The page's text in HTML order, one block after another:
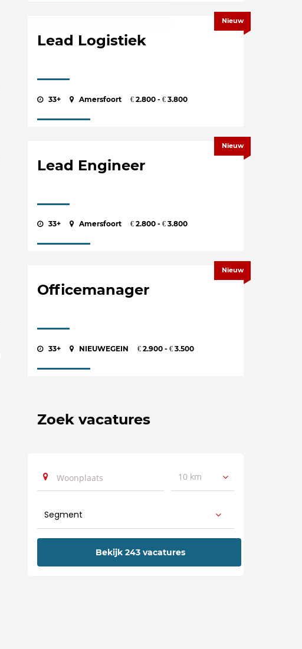
Lead Logistiek
33+ Amersfoort € 2.800 - € 3.800
Nieuw
Lead Engineer
33+ Amersfoort € 2.800 - € 3.800
Nieuw
Officemanager
33+ NIEUWEGEIN € 2.900 - € 3.500
Nieuw
Zoek vacatures
10 km
Bekijk 243 vacatures